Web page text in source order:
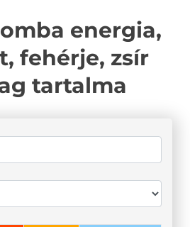
energia,
fehérje, zsír
tartalma